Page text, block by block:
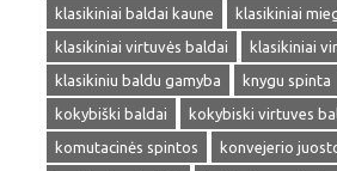
klasikiniai baldai kaune
klasikiniai
klasikiniai virtuvės baldai
klasikiniai
klasikiniu baldu gamyba
knygu spinta
kokybiški baldai
kokybiski virtuves
komutacinės spintos
konvejerio